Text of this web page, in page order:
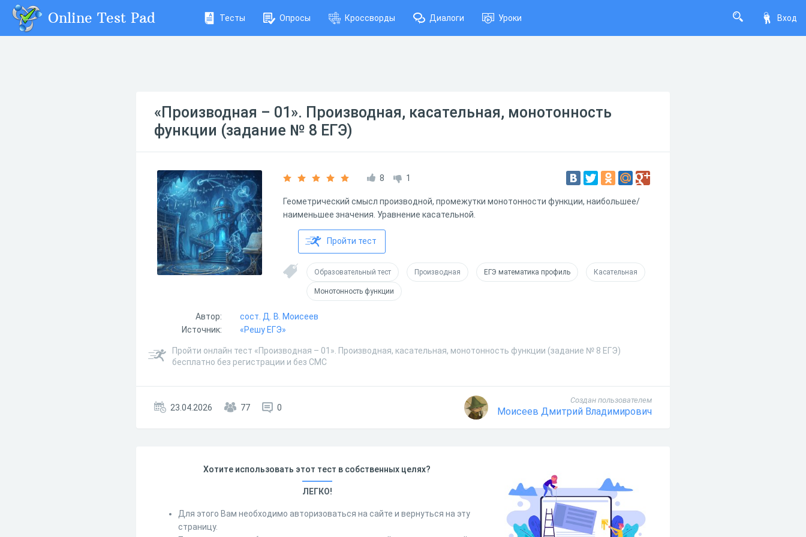
Вход
Online Test Pad Тесты Опросы Кроссворды Диалоги Уроки
«Производная – 01». Производная, касательная, монотонность
функции (задание № 8 ЕГЭ)
8 1
Геометрический смысл производной, промежутки монотонности функции, наибольшее/
наименьшее значения. Уравнение касательной.
Пройти тест
Образовательный тест Производная ЕГЭ математика профиль Касательная
Монотонность функции
Автор:
сост. Д. В. Моисеев
Источник:
«Решу ЕГЭ»
Пройти онлайн тест «Производная – 01». Производная, касательная, монотонность функции (задание № 8 ЕГЭ)
бесплатно без регистрации и без СМС
23.04.2026 77 0
Создан пользователем
Моисеев Дмитрий Владимирович
Хотите использовать этот тест в собственных целях?
ЛЕГКО!
Для этого Вам необходимо авторизоваться на сайте и вернуться на эту
страницу.